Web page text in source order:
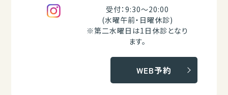
受付：9:30～20:00
(水曜午前・日曜休診)
※第二水曜日は1日休診となり
ます。
WEB予約